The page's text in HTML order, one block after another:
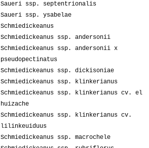
Saueri ssp. septentrionalis
Saueri ssp. ysabelae
Schmiedickeanus
Schmiedickeanus ssp. andersonii
Schmiedickeanus ssp. andersonii x
pseudopectinatus
Schmiedickeanus ssp. dickisoniae
Schmiedickeanus ssp. klinkerianus
Schmiedickeanus ssp. klinkerianus cv. el
huizache
Schmiedickeanus ssp. klinkerianus cv.
lilinkeuiduus
Schmiedickeanus ssp. macrochele